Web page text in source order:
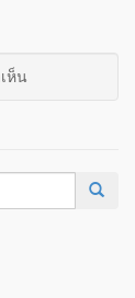
ห็น